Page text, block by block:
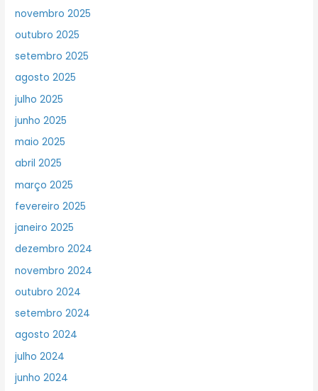
novembro 2025
outubro 2025
setembro 2025
agosto 2025
julho 2025
junho 2025
maio 2025
abril 2025
março 2025
fevereiro 2025
janeiro 2025
dezembro 2024
novembro 2024
outubro 2024
setembro 2024
agosto 2024
julho 2024
junho 2024